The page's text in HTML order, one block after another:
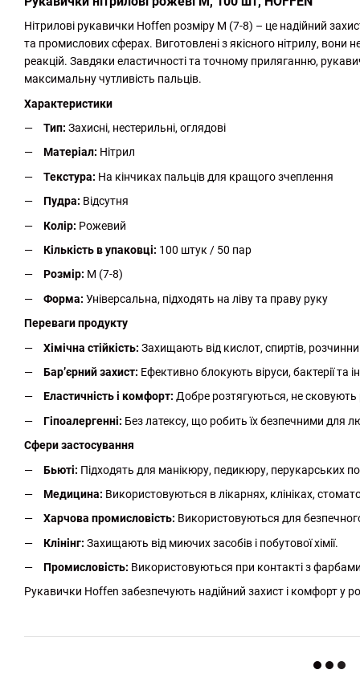
Нітрилові рукавички Hoffen розміру M (7-8) – це надійний
та промислових сферах. Виготовлені з якісного нітрилу, вони
реакцій. Завдяки еластичності та точному приляганню,
максимальну чутливість пальців.
Характеристики
Тип: Захисні, нестерильні, оглядові
Матеріал: Нітрил
Текстура: На кінчиках пальців для кращого зчеплення
Пудра: Відсутня
Колір: Рожевий
Кількість в упаковці: 100 штук / 50 пар
Розмір: M (7-8)
Форма: Універсальна, підходять на ліву та праву руку
Переваги продукту
Хімічна стійкість: Захищають від кислот, спиртів,
Бар’єрний захист: Ефективно блокують віруси, бактерії та
Еластичність і комфорт: Добре розтягуються, не сковують
Гіпоалергенні: Без латексу, що робить їх безпечними для
Сфери застосування
Бьюті: Підходять для манікюру, педикюру, перукарських
Медицина: Використовуються в лікарнях, клініках,
Харчова промисловість: Використовуються для
Клінінг: Захищають від миючих засобів і побутової хімії.
Промисловість: Використовуються при контакті з
Рукавички Hoffen забезпечують надійний захист і комфорт у